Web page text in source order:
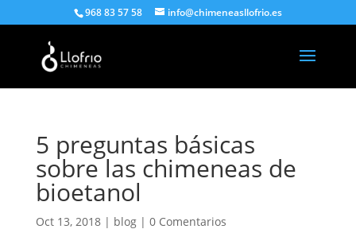
968 83 57 58 info@chimeneasllofrio.es
5 preguntas básicas
sobre las chimeneas de
bioetanol
Oct 13, 2018| blog| 0 Comentarios